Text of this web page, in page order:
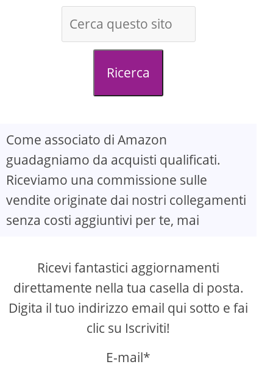
i
d
Ricerca
Come associato di Amazon
guadagniamo da acquisti qualificati.
Riceviamo una commissione sulle
vendite originate dai nostri collegamenti
senza costi aggiuntivi per te, mai
Ricevi fantastici aggiornamenti
direttamente nella tua casella di posta.
Digita il tuo indirizzo email qui sotto e fai
clic su Iscriviti!
E-mail*